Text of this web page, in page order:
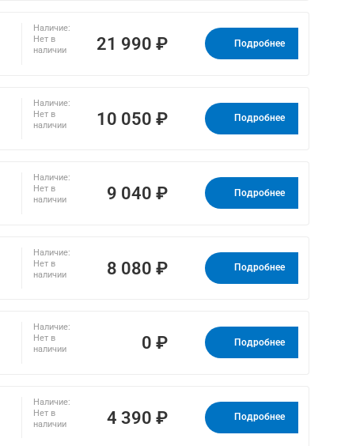
Наличие:
Нет в
наличии
21 990 ₽ Подробнее
Наличие:
Нет в
наличии
10 050 ₽ Подробнее
Наличие:
Нет в
наличии
9 040 ₽ Подробнее
Наличие:
Нет в
наличии
8 080 ₽ Подробнее
Наличие:
Нет в
наличии
0 ₽ Подробнее
Наличие:
Нет в
наличии
4 390 ₽ Подробнее